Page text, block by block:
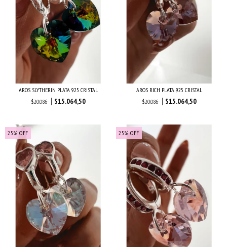
AROS SLYTHERIN PLATA 925 CRISTAL
$20.086
$15.064,50
AROS RICH PLATA 925 CRISTAL
$20.086
$15.064,50
25% OFF 25% OFF